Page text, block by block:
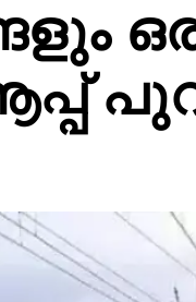
ഒരു